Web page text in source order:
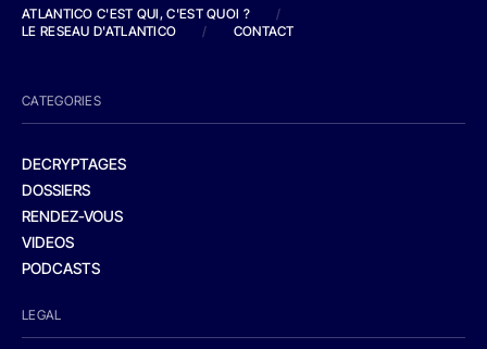
ATLANTICO C'EST QUI, C'EST QUOI ?
/
LE RESEAU D'ATLANTICO
/ CONTACT
CATEGORIES
DECRYPTAGES
DOSSIERS
RENDEZ-VOUS
VIDEOS
PODCASTS
LEGAL